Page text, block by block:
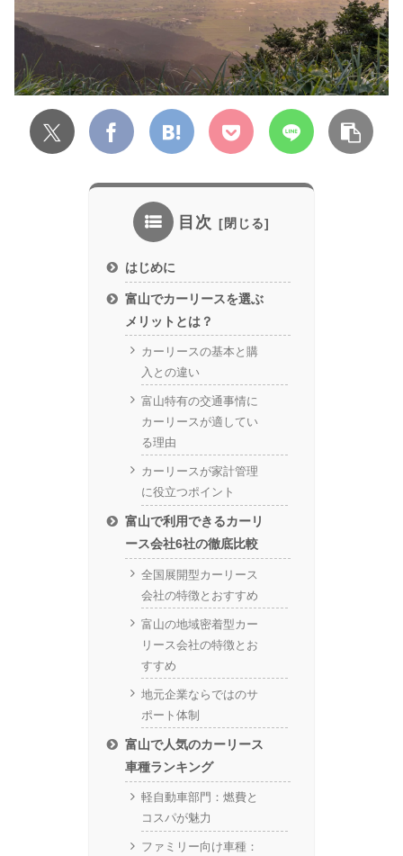
目次
はじめに
富山でカーリースを選ぶ
メリットとは？
カーリースの基本と購
入との違い
富山特有の交通事情に
カーリースが適してい
る理由
カーリースが家計管理
に役立つポイント
富山で利用できるカーリ
ース会社6社の徹底比較
全国展開型カーリース
会社の特徴とおすすめ
富山の地域密着型カー
リース会社の特徴とお
すすめ
地元企業ならではのサ
ポート体制
富山で人気のカーリース
車種ランキング
軽自動車部門：燃費と
コスパが魅力
ファミリー向け車種：